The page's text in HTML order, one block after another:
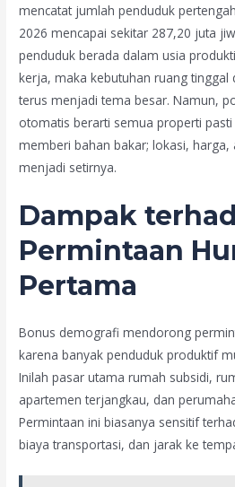
mencatat jumlah penduduk
2026 mencapai sekitar 287,20 juta
penduduk berada dalam usia
kerja, maka kebutuhan ruang tinggal
terus menjadi tema besar. Namun,
otomatis berarti semua properti
memberi bahan bakar; lokasi, harga,
menjadi setirnya.
Dampak
Permintaan
Pertama
Bonus demografi mendorong
karena banyak penduduk produktif
Inilah pasar utama rumah subsidi,
apartemen terjangkau, dan
Permintaan ini biasanya sensitif
biaya transportasi, dan jarak ke